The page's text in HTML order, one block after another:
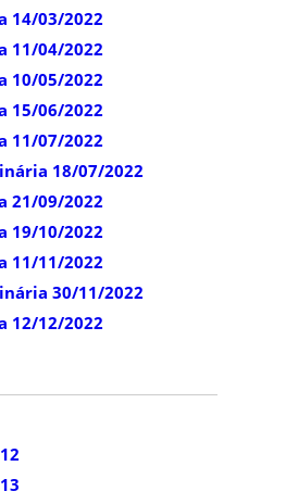
14/03/2022
11/04/2022
10/05/2022
15/06/2022
11/07/2022
18/07/2022
21/09/2022
19/10/2022
11/11/2022
30/11/2022
12/12/2022